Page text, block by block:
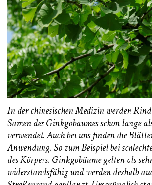
In der chinesischen Medizin werden
Samen des Ginkgobaumes schon lange
verwendet. Auch bei uns finden die
Anwendung. So zum Beispiel bei
des Körpers. Ginkgobäume gelten als sehr
widerstandsfähig und werden deshalb